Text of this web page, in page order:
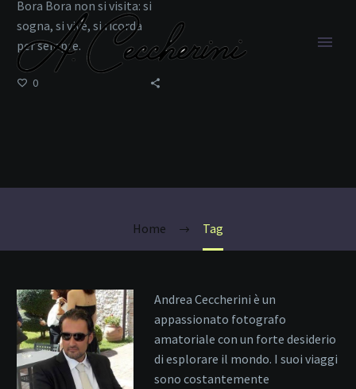
Home Tag
Bora Bora non si visita: si
sogna, si vive, si ricorda
per sempre.
0
Andrea Ceccherini è un
appassionato fotografo
amatoriale con un forte desiderio
di esplorare il mondo. I suoi viaggi
sono costantemente